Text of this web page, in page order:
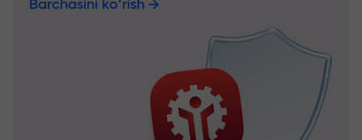
Barchasini ko‘rish